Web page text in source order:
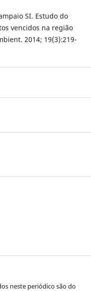
SI. Estudo do
vencidos na região
2014; 19(3):219-
neste periódico são do